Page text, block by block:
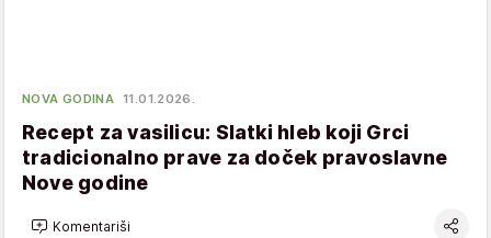
NOVA GODINA 11.01.2026.
Recept za vasilicu: Slatki hleb koji Grci
tradicionalno prave za doček pravoslavne
Nove godine
Komentariši